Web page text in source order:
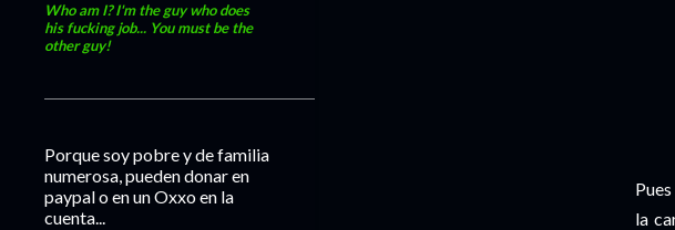
la
Who am I? I'm the guy who does
his fucking job... You must be the
other guy!
Porque soy pobre y de familia
numerosa, pueden donar en
paypal o en un Oxxo en la
cuenta...